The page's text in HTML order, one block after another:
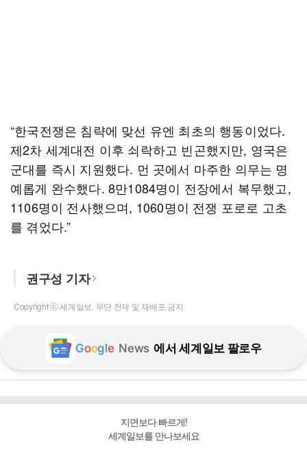
“한국전쟁은 침략에 맞선 유엔 최초의 행동이었다.
제2차 세계대전 이후 쇠락하고 빈곤했지만, 영국은
군대를 즉시 지원했다. 먼 곳에서 마주한 의무는 명
예롭게 완수했다. 8만1084명이 전장에서 복무했고,
1106명이 전사했으며, 1060명이 전쟁 포로로 고초
를 겪었다.”
권구성 기자
Copyright ⓒ 세계일보. 무단 전재 및 재배포 금지
Google News 에서 세계일보 팔로우
지면보다 빠르게!
세계일보를 만나보세요